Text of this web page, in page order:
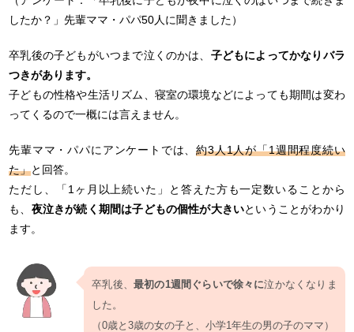
したか？」先輩ママ・パパ50人に聞きました）
卒乳後の子どもがいつまで泣くのかは、 子どもによってかなりバラ
つきがあります。
子どもの性格や生活リズム、寝室の環境などによっても期間は変わ
ってくるので一概には言えません。
先輩ママ・パパにアンケートでは、約3人1人が「1週間程度続い
た」と回答。
ただし、「1ヶ月以上続いた」と答えた方も一定数いることから
も、 夜泣きが続く期間は子どもの個性が大きいということがわかり
ます。
卒乳後、 最初の1週間ぐらいで徐々に泣かなくなりま
した。
（0歳と3歳の女の子と、小学1年生の男の子のママ）